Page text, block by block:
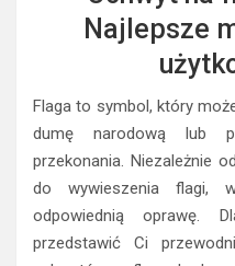
Najlepsze
Flaga to symbol, który
dumę narodową lub
przekonania. Niezależnie
do wywieszenia flagi,
odpowiednią oprawę.
przedstawić Ci